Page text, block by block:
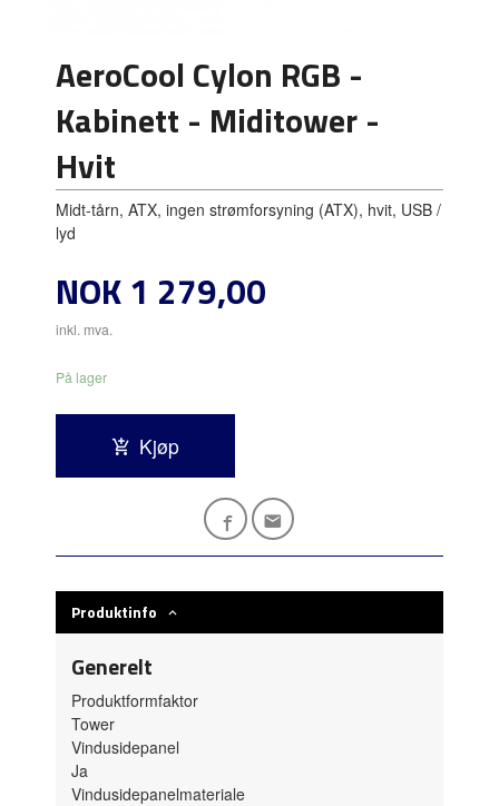
AeroCool Cylon RGB -
Kabinett - Miditower -
Hvit
Midt-tårn, ATX, ingen strømforsyning (ATX), hvit, USB /
lyd
Pris
NOK1 279,00
inkl. mva.
På lager
Kjøp
Produktinfo
Generelt
Produktformfaktor
Tower
Vindusidepanel
Ja
Vindusidepanelmateriale